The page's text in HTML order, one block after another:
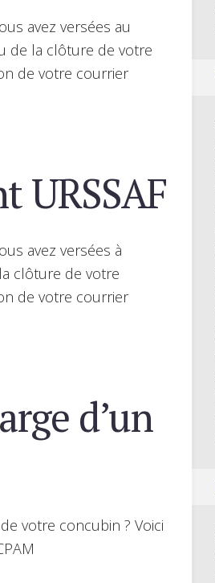
avez versées au
de la clôture de votre
de votre courrier
URSSAF
avez versées à
clôture de votre
de votre courrier
d’un
votre concubin ? Voici